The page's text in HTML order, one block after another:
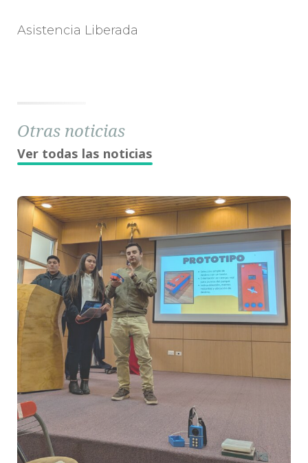
Asistencia Liberada
Otras noticias
Ver todas las noticias